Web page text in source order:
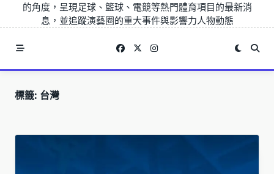
的角度，呈現足球、籃球、電競等熱門體育項目的最新消
息，並追蹤演藝圈的重大事件與影響力人物動態
標籤: 台灣